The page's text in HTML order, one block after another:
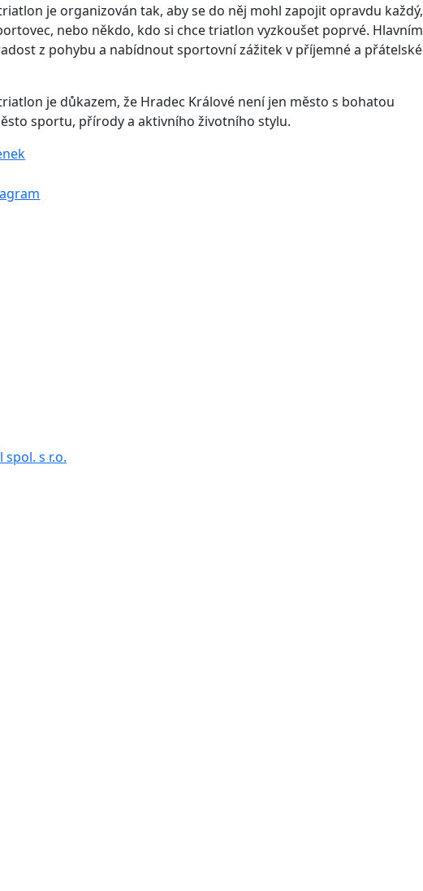
je organizován tak, aby se do něj mohl zapojit opravdu každý,
nebo někdo, kdo si chce triatlon vyzkoušet poprvé. Hlavním
z pohybu a nabídnout sportovní zážitek v příjemné a přátelské
je důkazem, že Hradec Králové není jen město s bohatou
sportu, přírody a aktivního životního stylu.